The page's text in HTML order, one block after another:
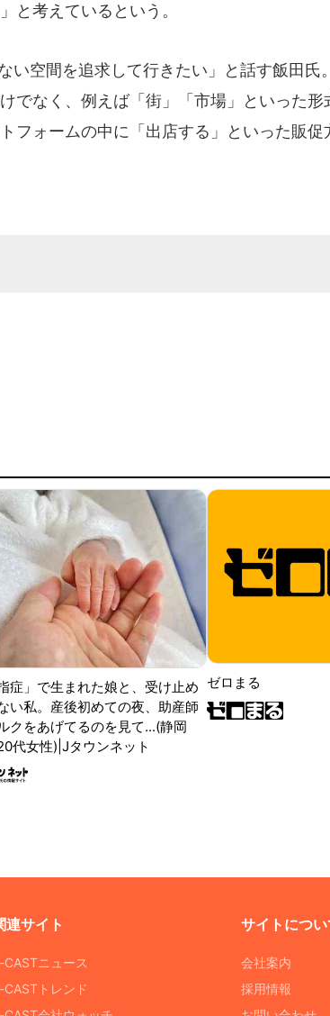
と考えているという。
い空間を追求して行きたい」と話す飯田氏
でなく、例えば「街」「市場」といった形
フォームの中に「出店する」といった販促
指症」で生まれた娘と、受け止め
い私。産後初めての夜、助産師
クをあげてるのを見て...(静岡
代女性)|Jタウンネット
ゼロまる
連サイト
ニュース
トレンド
サイトについ
会社案内
採用情報